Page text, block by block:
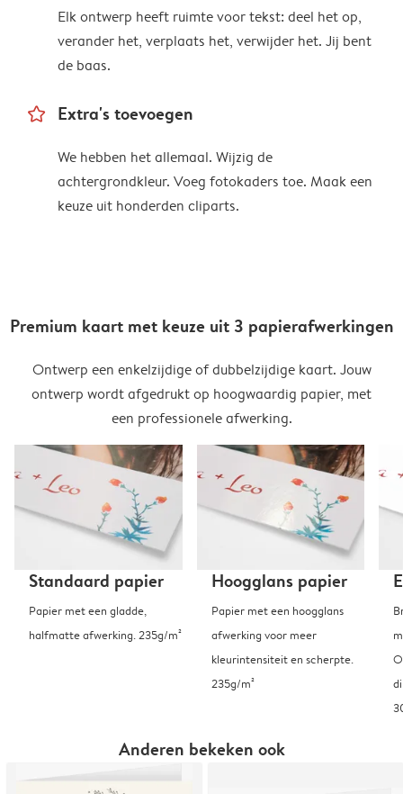
Elk ontwerp heeft ruimte voor tekst: deel het op,
verander het, verplaats het, verwijder het. Jij bent
de baas.
star_outline Extra's toevoegen
We hebben het allemaal. Wijzig de
achtergrondkleur. Voeg fotokaders toe. Maak een
keuze uit honderden cliparts.
Premium kaart met keuze uit 3 papierafwerkingen
Ontwerp een enkelzijdige of dubbelzijdige kaart. Jouw
ontwerp wordt afgedrukt op hoogwaardig papier, met
een professionele afwerking.
Standaard papier
Papier met een gladde,
halfmatte afwerking. 235g/m²
Hoogglans papier
Papier met een hoogglans
afwerking voor meer
kleurintensiteit en scherpte.
235g/m²
Anderen bekeken ook